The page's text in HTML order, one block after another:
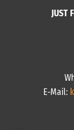
JUST
E-Mail: